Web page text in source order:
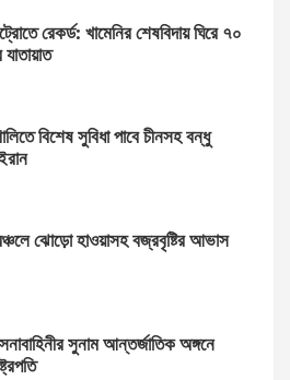
রেকর্ড: খামেনির শেষবিদায় ঘিরে ৭০
বিশেষ সুবিধা পাবে চীনসহ বন্ধু
ঝোড়ো হাওয়াসহ বজ্রবৃষ্টির আভাস
সুনাম আন্তর্জাতিক অঙ্গনে